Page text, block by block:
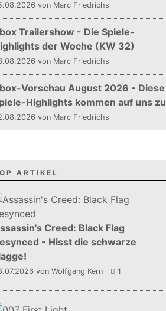
von Marc Friedrichs
Trailershow - Die Spiele-
der Woche (KW 32)
von Marc Friedrichs
Vorschau August 2026 - Diese
Highlights kommen auf uns zu
von Marc Friedrichs
ARTIKEL
Creed: Black Flag
- Hisst die schwarze
von Wolfgang Kern 1